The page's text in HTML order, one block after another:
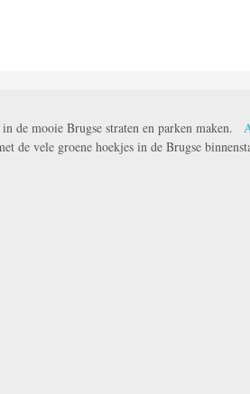
de mooie Brugse straten en parken maken.
de vele groene hoekjes in de Brugse